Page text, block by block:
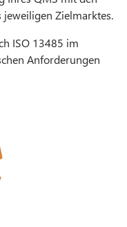
Zielmarktes.
ISO 13485 im
Anforderungen